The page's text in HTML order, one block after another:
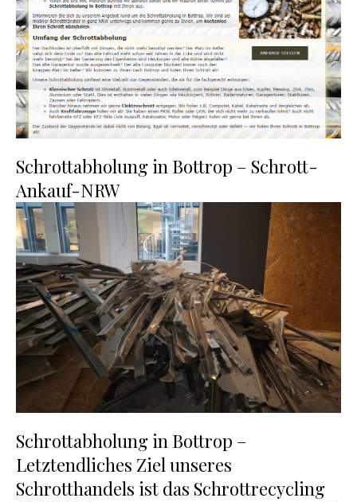
Schrottabholung in Bottrop – Schrott-
Ankauf-NRW
Schrottabholung in Bottrop –
Letztendliches Ziel unseres
Schrotthandels ist das Schrottrecycling